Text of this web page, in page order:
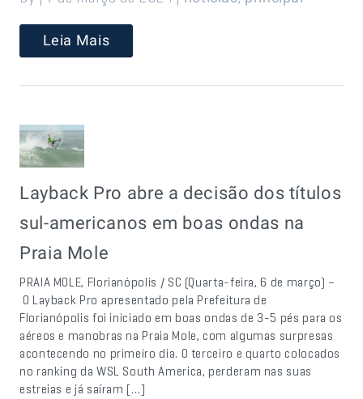
Leia Mais
Layback Pro abre a decisão dos títulos
sul-americanos em boas ondas na
Praia Mole
PRAIA MOLE, Florianópolis / SC (Quarta-feira, 6 de março) –
O Layback Pro apresentado pela Prefeitura de
Florianópolis foi iniciado em boas ondas de 3-5 pés para os
aéreos e manobras na Praia Mole, com algumas surpresas
acontecendo no primeiro dia. O terceiro e quarto colocados
no ranking da WSL South America, perderam nas suas
estreias e já saíram […]